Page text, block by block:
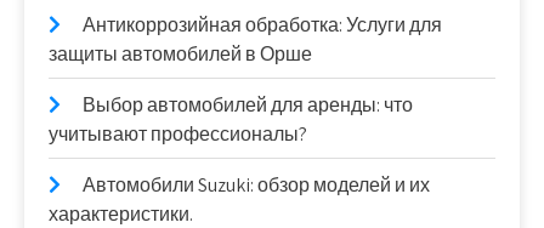
Антикоррозийная обработка: Услуги для
защиты автомобилей в Орше
Выбор автомобилей для аренды: что
учитывают профессионалы?
Автомобили Suzuki: обзор моделей и их
характеристики.